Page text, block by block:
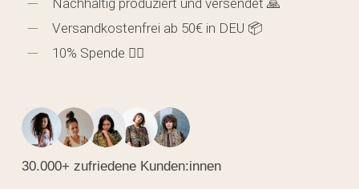
Versandkostenfrei ab 50€ in DEU 📦
10% Spende 🖐🏼
30.000+ zufriedene Kunden:innen